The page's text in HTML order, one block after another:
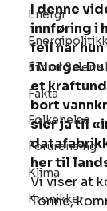
Energi
Energipolitikk
Eivind Salen
Fakta
Folkehelse
Forurensing
Klima
Kronikker
I denne
innføring i
feil når
i Norge.
et
bort
sier ja til
her til
Vi viser at
Tonne,